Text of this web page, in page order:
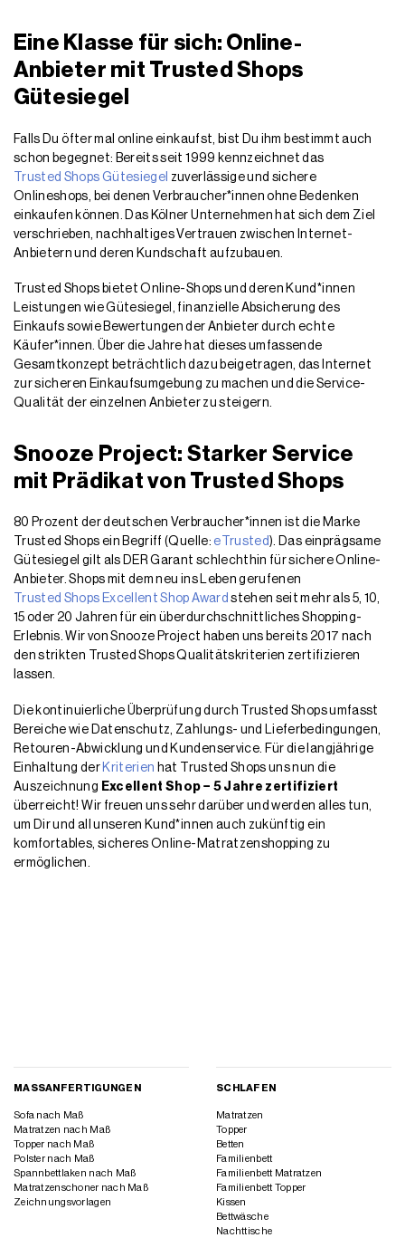
Eine Klasse für sich: Online-
Anbieter mit Trusted Shops
Gütesiegel
Falls Du öfter mal online einkaufst, bist Du ihm bestimmt auch
schon begegnet: Bereits seit 1999 kennzeichnet das
Trusted Shops Gütesiegel zuverlässige und sichere
Onlineshops, bei denen Verbraucher*innen ohne Bedenken
einkaufen können. Das Kölner Unternehmen hat sich dem Ziel
verschrieben, nachhaltiges Vertrauen zwischen Internet-
Anbietern und deren Kundschaft aufzubauen.
Trusted Shops bietet Online-Shops und deren Kund*innen
Leistungen wie Gütesiegel, finanzielle Absicherung des
Einkaufs sowie Bewertungen der Anbieter durch echte
Käufer*innen. Über die Jahre hat dieses umfassende
Gesamtkonzept beträchtlich dazu beigetragen, das Internet
zur sicheren Einkaufsumgebung zu machen und die Service-
Qualität der einzelnen Anbieter zu steigern.
Snooze Project: Starker Service
mit Prädikat von Trusted Shops
80 Prozent der deutschen Verbraucher*innen ist die Marke
Trusted Shops ein Begriff (Quelle: eTrusted ). Das einprägsame
Gütesiegel gilt als DER Garant schlechthin für sichere Online-
Anbieter. Shops mit dem neu ins Leben gerufenen
Trusted Shops Excellent Shop Award stehen seit mehr als 5, 10,
15 oder 20 Jahren für ein überdurchschnittliches Shopping-
Erlebnis. Wir von Snooze Project haben uns bereits 2017 nach
den strikten Trusted Shops Qualitätskriterien zertifizieren
lassen.
Die kontinuierliche Überprüfung durch Trusted Shops umfasst
Bereiche wie Datenschutz, Zahlungs- und Lieferbedingungen,
Retouren-Abwicklung und Kundenservice. Für die langjährige
Einhaltung der Kriterien hat Trusted Shops uns nun die
Auszeichnung Excellent Shop − 5 Jahre zertifiziert
überreicht! Wir freuen uns sehr darüber und werden alles tun,
um Dir und all unseren Kund*innen auch zukünftig ein
komfortables, sicheres Online-Matratzenshopping zu
ermöglichen.
MASSANFERTIGUNGEN
Sofa nach Maß
Matratzen nach Maß
Topper nach Maß
Polster nach Maß
Spannbettlaken nach Maß
Matratzenschoner nach Maß
Zeichnungsvorlagen
SCHLAFEN
Matratzen
Topper
Betten
Familienbett
Familienbett Matratzen
Familienbett Topper
Kissen
Bettwäsche
Nachttische